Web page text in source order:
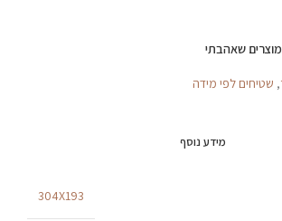
שאהבתי
, שטיחים לפי מידה
מידע נוסף
304X193